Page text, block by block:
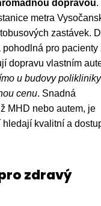
dopravou.
metra
zastávek.
pro pacienty
dopravu vlastním
u budovy polikliniky
cenu. Snadná
MHD nebo autem, je
hledají kvalitní a
zdravý